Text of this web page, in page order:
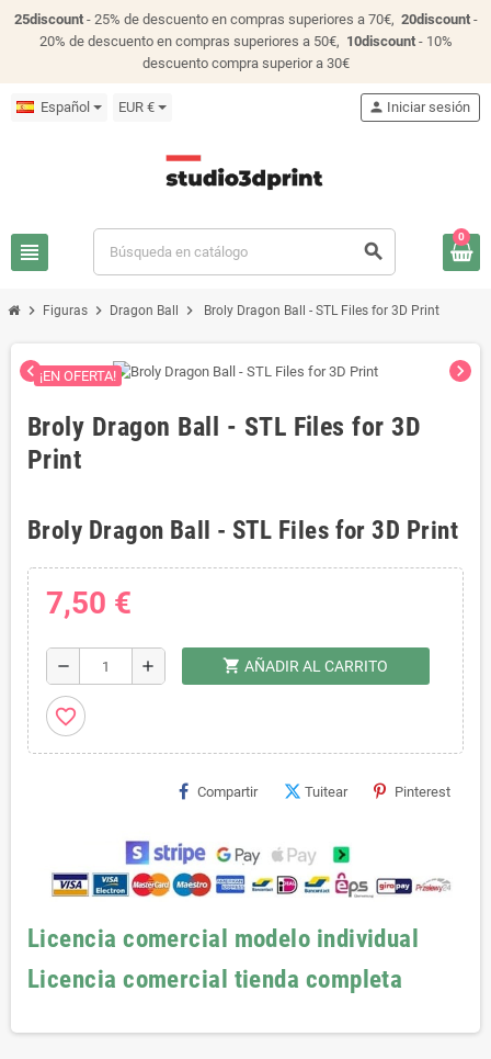
25discount- 25% de descuento en compras superiores a 70€, 20discount-
20% de descuento en compras superiores a 50€, 10discount- 10%
descuento compra superior a 30€
Español EUR €
view_headline search
person Iniciar sesión
0
chevron_right Figuras chevron_right Dragon Ball chevron_right Broly Dragon Ball - STL Files for 3D Print
chevron_left chevron_right
¡EN OFERTA!
Broly Dragon Ball - STL Files for 3D
Print
Broly Dragon Ball - STL Files for 3D Print
7,50 €
remove add shopping_cart AÑADIR AL CARRITO
favorite_border
Compartir Tuitear Pinterest
Licencia comercial modelo individual
Licencia comercial tienda completa